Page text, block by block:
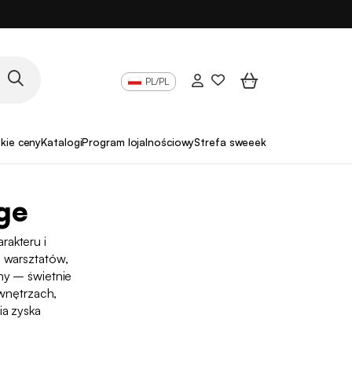
PL/PL
cenyKatalogiProgram lojalnościowyStrefa sweeek Pro
i
– świetnie
zyska